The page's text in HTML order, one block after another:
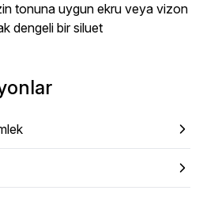
tonuna uygun ekru veya vizon
dengeli bir siluet